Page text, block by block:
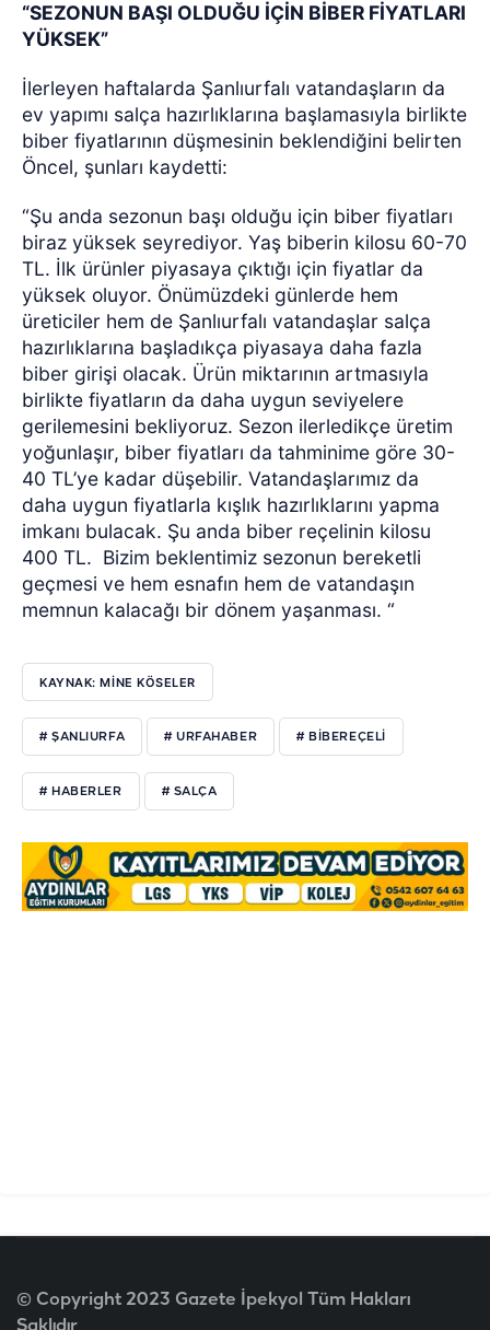
“SEZONUN BAŞI OLDUĞU İÇİN BİBER FİYATLARI
YÜKSEK”
İlerleyen haftalarda Şanlıurfalı vatandaşların da
ev yapımı salça hazırlıklarına başlamasıyla birlikte
biber fiyatlarının düşmesinin beklendiğini belirten
Öncel, şunları kaydetti:
“Şu anda sezonun başı olduğu için biber fiyatları
biraz yüksek seyrediyor. Yaş biberin kilosu 60-70
TL. İlk ürünler piyasaya çıktığı için fiyatlar da
yüksek oluyor. Önümüzdeki günlerde hem
üreticiler hem de Şanlıurfalı vatandaşlar salça
hazırlıklarına başladıkça piyasaya daha fazla
biber girişi olacak. Ürün miktarının artmasıyla
birlikte fiyatların da daha uygun seviyelere
gerilemesini bekliyoruz. Sezon ilerledikçe üretim
yoğunlaşır, biber fiyatları da tahminime göre 30-
40 TL’ye kadar düşebilir. Vatandaşlarımız da
daha uygun fiyatlarla kışlık hazırlıklarını yapma
imkanı bulacak. Şu anda biber reçelinin kilosu
400 TL. Bizim beklentimiz sezonun bereketli
geçmesi ve hem esnafın hem de vatandaşın
memnun kalacağı bir dönem yaşanması. “
KAYNAK: MİNE KÖSELER
# ŞANLIURFA # URFAHABER # BIBEREÇELI
# HABERLER # SALÇA
© Copyright 2023 Gazete İpekyol Tüm Hakları